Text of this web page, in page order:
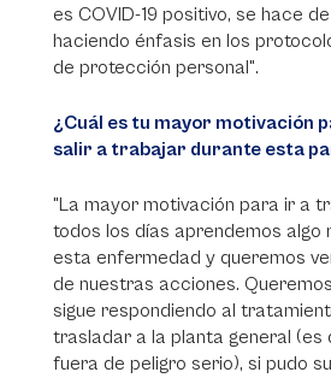
es COVID-19 positivo, se hace
haciendo énfasis en los
de protección personal".
¿Cuál es tu mayor motivación
salir a trabajar durante esta
"La mayor motivación para ir a
todos los días aprendemos algo
esta enfermedad y queremos
de nuestras acciones.
sigue respondiendo al
trasladar a la planta general (es
fuera de peligro serio), si pudo